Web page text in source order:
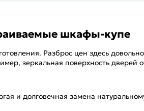
шкафы-купе
Разброс цен здесь
зеркальная поверхность дверей
и долговечная замена